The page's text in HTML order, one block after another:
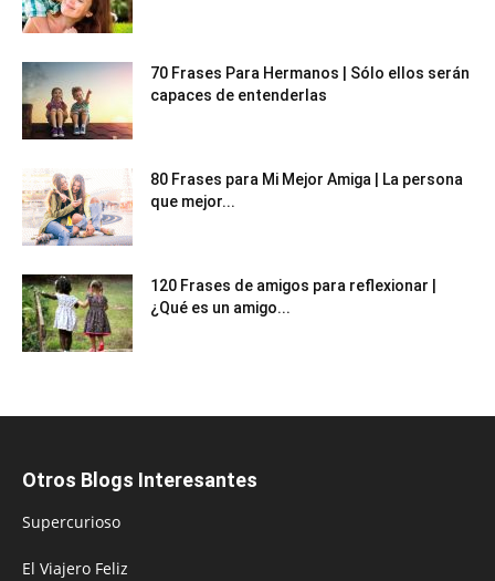
70 Frases Para Hermanos | Sólo ellos serán
capaces de entenderlas
80 Frases para Mi Mejor Amiga | La persona
que mejor...
120 Frases de amigos para reflexionar |
¿Qué es un amigo...
Otros Blogs Interesantes
Supercurioso
El Viajero Feliz